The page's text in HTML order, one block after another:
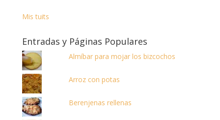
Mis tuits
Entradas y Páginas Populares
Almíbar para mojar los bizcochos
Arroz con potas
Berenjenas rellenas